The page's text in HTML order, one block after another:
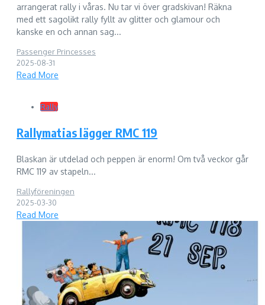
arrangerat rally i våras. Nu tar vi över gradskivan! Räkna
med ett sagolikt rally fyllt av glitter och glamour och
kanske en och annan sag...
Passenger Princesses
2025-08-31
Read More
Rally
Rallymatias lägger RMC 119
Blaskan är utdelad och peppen är enorm! Om två veckor går
RMC 119 av stapeln...
Rallyföreningen
2025-03-30
Read More